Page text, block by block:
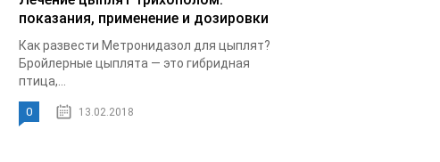
показания, применение и дозировки
Как развести Метронидазол для цыплят?
Бройлерные цыплята — это гибридная
птица,...
0 13.02.2018